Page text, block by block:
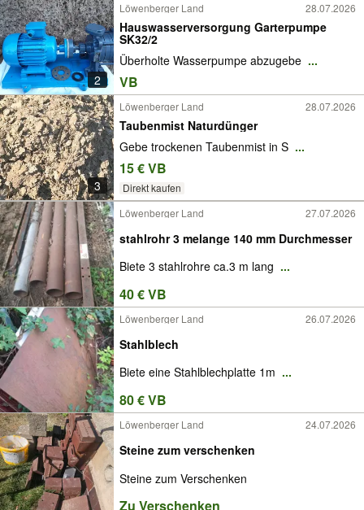
2
Löwenberger Land 28.07.2026
Hauswasserversorgung Garterpumpe
SK32/2
Überholte Wasserpumpe abzugebe ...
VB
3
Löwenberger Land 28.07.2026
Taubenmist Naturdünger
Gebe trockenen Taubenmist in S ...
15 € VB
Direkt kaufen
Löwenberger Land
27.07.2026
stahlrohr 3 melange 140 mm Durchmesser
Biete 3 stahlrohre ca.3 m lang ...
40 € VB
Löwenberger Land 26.07.2026
Stahlblech
Biete eine Stahlblechplatte 1m ...
80 € VB
Löwenberger Land 24.07.2026
Steine zum verschenken
Steine zum Verschenken
Zu Verschenken